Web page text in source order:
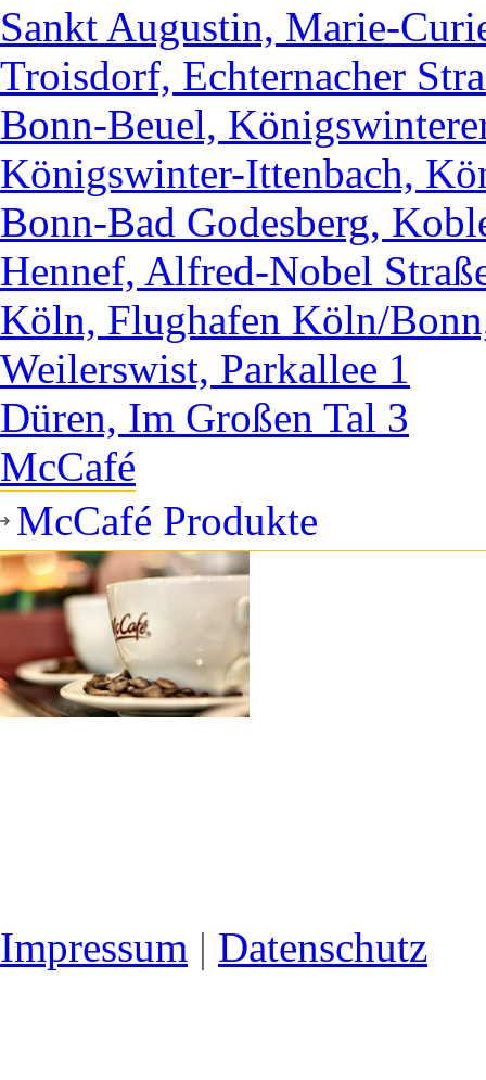
Sankt Augustin, Marie-
Troisdorf, Echternacher
Bonn-Beuel,
Königswinter-Ittenbach,
Bonn-Bad Godesberg,
Hennef, Alfred-Nobel
Köln, Flughafen Köln/
Weilerswist, Parkallee 1
Düren, Im Großen Tal 3
McCafé
McCafé Produkte
Impressum | Datenschutz